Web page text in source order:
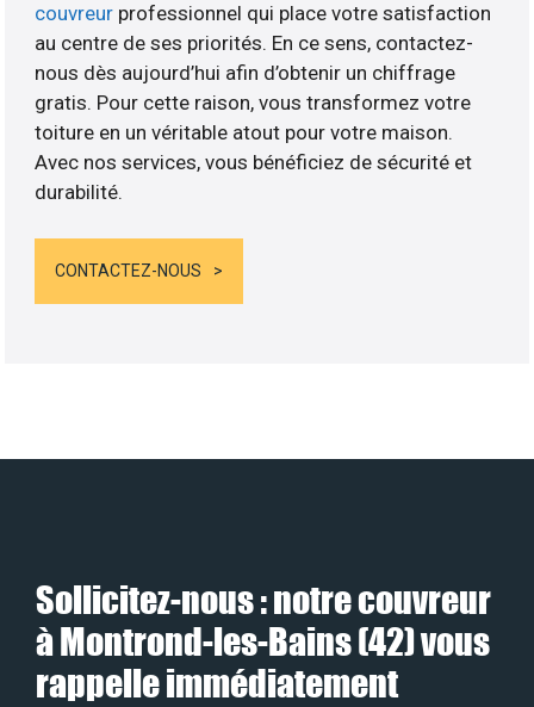
couvreur professionnel qui place votre satisfaction
au centre de ses priorités. En ce sens, contactez-
nous dès aujourd’hui afin d’obtenir un chiffrage
gratis. Pour cette raison, vous transformez votre
toiture en un véritable atout pour votre maison.
Avec nos services, vous bénéficiez de sécurité et
durabilité.
CONTACTEZ-NOUS
Sollicitez-nous : notre couvreur
à Montrond-les-Bains (42) vous
rappelle immédiatement